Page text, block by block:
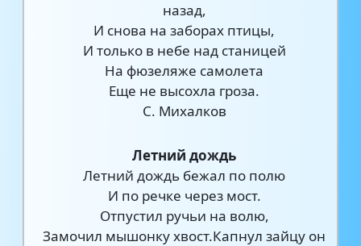
назад,
И снова на заборах птицы,
И только в небе над станицей
На фюзеляже самолета
Еще не высохла гроза.
С. Михалков
Летний дождь
Летний дождь бежал по полю
И по речке через мост.
Отпустил ручьи на волю,
Замочил мышонку хвост.Капнул зайцу он